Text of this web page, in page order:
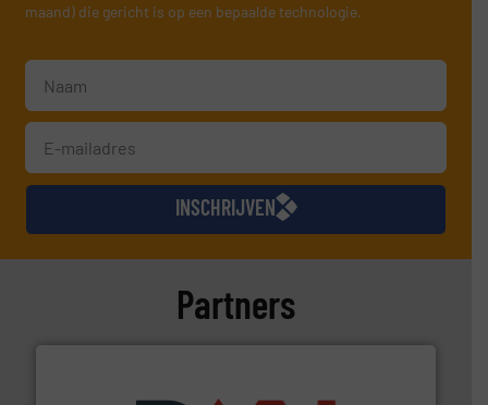
maand) die gericht is op een bepaalde technologie.
INSCHRIJVEN
Partners